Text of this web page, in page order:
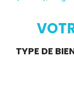
Demande
TYPE DE